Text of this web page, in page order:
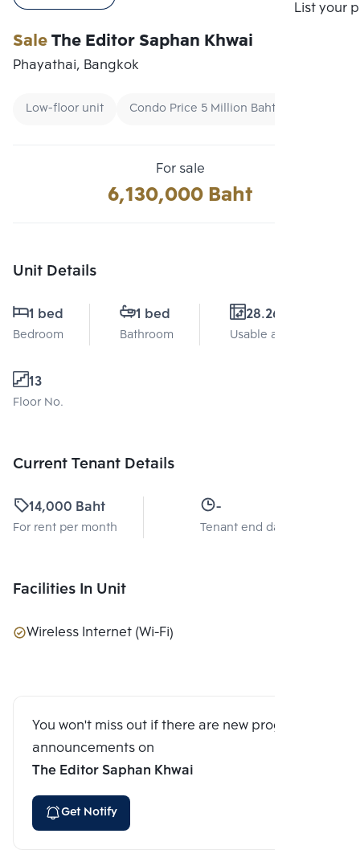
List your
SaleThe Editor Saphan Khwai
Phayathai, Bangkok
Low-floor unit Condo Price 5 Million Baht - 7 Million Baht
For sale
6,130,000 Baht
Unit Details
1 bed
Bedroom
1 bed
Bathroom
28.26 Sq.m.
Usable area
13
Floor No.
Current Tenant Details
14,000 Baht
For rent per month
-
Tenant end date
Facilities In Unit
Wireless Internet (Wi-Fi)
You won't miss out if there are new program
announcements on
The Editor Saphan Khwai
Get Notify